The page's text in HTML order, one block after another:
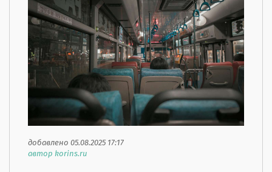
добавлено 05.08.2025 17:17
автор korins.ru